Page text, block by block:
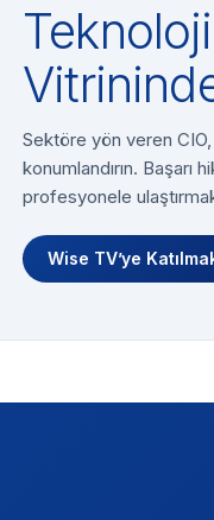
Teknoloji
Sektöre yön veren CIO,
konumlandırın.
profesyonele
Wise TV’ye